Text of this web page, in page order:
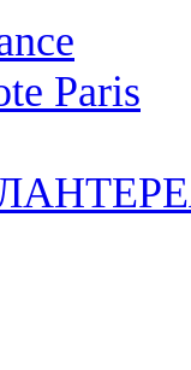
Paris